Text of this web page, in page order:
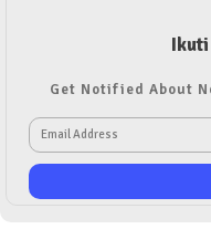
Ikuti
Get Notified About